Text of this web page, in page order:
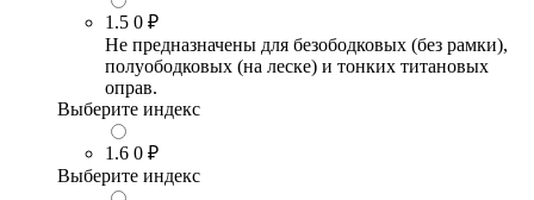
1.5 0 ₽
Не предназначены для безободковых (без рамки),
полуободковых (на леске) и тонких титановых
оправ.
Выберите индекс
1.6 0 ₽
Выберите индекс